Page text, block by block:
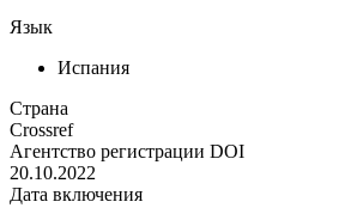
Язык
Испания
Страна
Crossref
Агентство регистрации DOI
20.10.2022
Дата включения